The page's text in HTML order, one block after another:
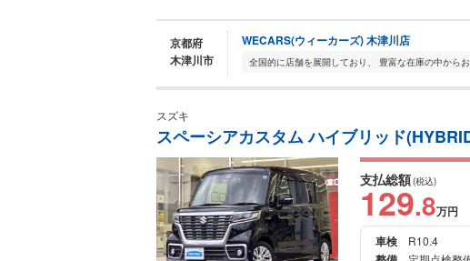
京都府
木津川市
WECARS(ウィーカーズ) 木津川店
スズキ
スペーシアカスタム ハイブリッド
支払総額(税込)
129.8万円
車検
R10.4